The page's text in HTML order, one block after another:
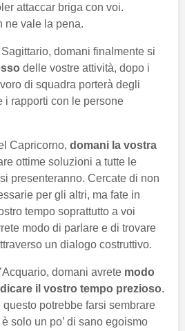
attaccar briga con voi.
ne vale la pena.
domani finalmente si
delle vostre attività, dopo i
di squadra porterà degli
i rapporti con le persone
Capricorno, domani la vostra
ottime soluzioni a tutte le
presenteranno. Cercate di non
per gli altri, ma fate in
tempo soprattutto a voi
modo di parlare e di trovare
un dialogo costruttivo.
domani avrete modo
il vostro tempo prezioso.
potrebbe farsi sembrare
solo un po’ di sano egoismo